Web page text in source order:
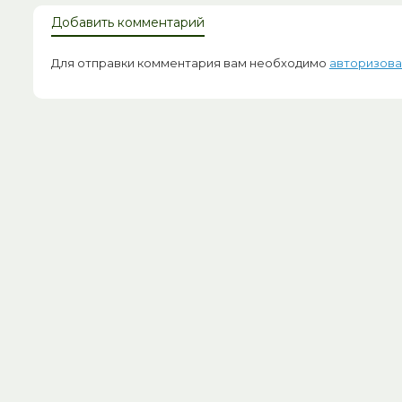
Добавить комментарий
Для отправки комментария вам необходимо